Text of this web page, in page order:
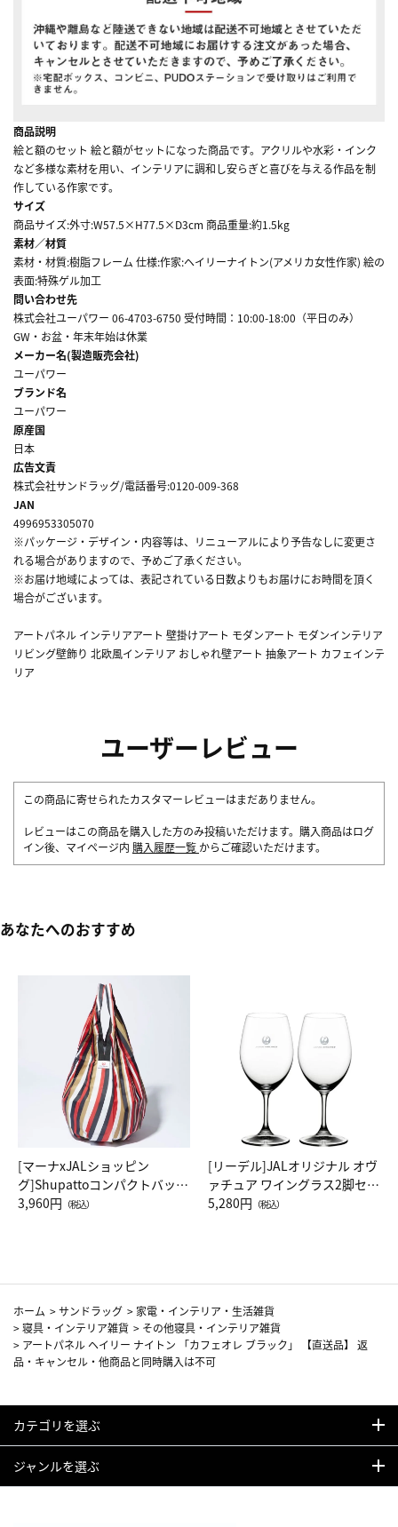
商品説明
絵と額のセット 絵と額がセットになった商品です。アクリルや水彩・インク
など多様な素材を用い、インテリアに調和し安らぎと喜びを与える作品を制
作している作家です。
サイズ
商品サイズ:外寸:W57.5×H77.5×D3cm 商品重量:約1.5kg
素材／材質
素材・材質:樹脂フレーム 仕様:作家:ヘイリーナイトン(アメリカ女性作家) 絵の
表面:特殊ゲル加工
問い合わせ先
株式会社ユーパワー 06-4703-6750 受付時間：10:00-18:00（平日のみ）
GW・お盆・年末年始は休業
メーカー名(製造販売会社)
ユーパワー
ブランド名
ユーパワー
原産国
日本
広告文責
株式会社サンドラッグ/電話番号:0120-009-368
JAN
4996953305070
※パッケージ・デザイン・内容等は、リニューアルにより予告なしに変更さ
れる場合がありますので、予めご了承ください。
※お届け地域によっては、表記されている日数よりもお届けにお時間を頂く
場合がございます。
アートパネル インテリアアート 壁掛けアート モダンアート モダンインテリア
リビング壁飾り 北欧風インテリア おしゃれ壁アート 抽象アート カフェインテ
リア
ユーザーレビュー
この商品に寄せられたカスタマーレビューはまだありません。
レビューはこの商品を購入した方のみ投稿いただけます。購入商品はログ
イン後、マイページ内 購入履歴一覧 からご確認いただけます。
あなたへのおすすめ
[マーナxJALショッピン
グ]Shupattoコンパクトバッグ
Drop JAL客室乗務員（LC）ス
3,960円 （税込）
[リーデル]JALオリジナル オヴ
ァチュア ワイングラス2脚セッ
ト（レッドワイン）
5,280円 （税込）
ホーム >サンドラッグ > 家電・インテリア・生活雑貨
>寝具・インテリア雑貨 > その他寝具・インテリア雑貨
> アートパネル ヘイリー ナイトン 「カフェオレ ブラック」 【直送品】 返
品・キャンセル・他商品と同時購入は不可
カテゴリを選ぶ
ジャンルを選ぶ